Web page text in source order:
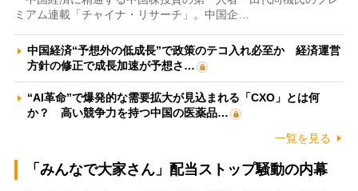
ミアム連載「チャイナ・リサーチ」。中国企…
中国経済“予想外の低成長”で政策のテコ入れ必至か 経済運営
方針の修正で成長加速が予想さ…
“AI革命”で爆発的な需要拡大が見込まれる「CXO」とは何
か？ 高い競争力を持つ中国の医薬品…
一覧を見る
「みんなで大家さん」配当ストップ騒動の内幕